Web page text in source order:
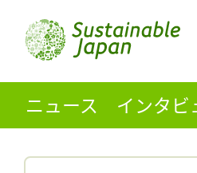
ニュース インタビ